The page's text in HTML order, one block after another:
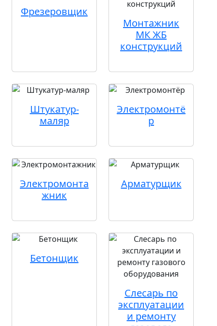
Фрезеровщик
Монтажник
МК ЖБ
конструкций
Штукатур-
маляр
Электромонтё
р
Электромонта
жник
Арматурщик
Бетонщик
Слесарь по
эксплуатации
и ремонту